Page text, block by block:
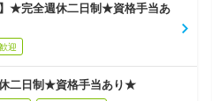
】★完全週休二日制★資格手当あ
迎
二日制★資格手当あり★